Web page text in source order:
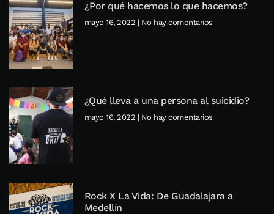
¿Por qué hacemos lo que hacemos?
mayo 16, 2022 No hay comentarios
¿Qué lleva a una persona al suicidio?
mayo 16, 2022 No hay comentarios
Rock X La Vida: De Guadalajara a
Medellín